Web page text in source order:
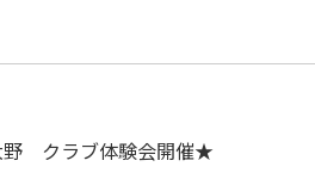
野 クラブ体験会開催★